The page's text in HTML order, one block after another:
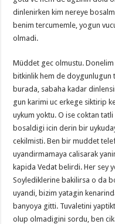
dinlenirken kim nereye
benim tercumemle, yogun
olmadi.
Müddet gec olmustu.
bitkinlik hem de doygunlugun
burada, sabaha kadar
gun karimi uc erkege siktirip
uykum yoktu. O ise coktan
bosaldigi icin derin bir
cekilmisti. Ben bir muddet
uyandirmamaya calisarak
kapida Vedat belirdi. Her sey
Soylediklerine bakilirsa o da
uyandi, bizim yatagin
banyoya gitti. Tuvaletini
olup olmadigini sordu, ben